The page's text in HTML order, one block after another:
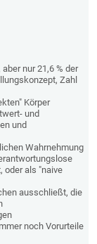
nur 21,6 % der
Zahl
Körper
und
und
Wahrnehmung
oder als "naive
ausschließt, die
noch Vorurteile